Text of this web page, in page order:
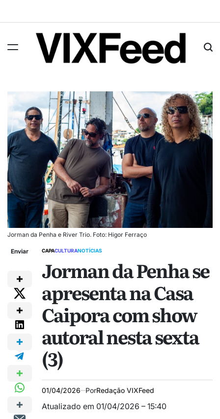
Jorman da Penha e River Trio. Foto: Higor Ferraço
Enviar CAPACULTURANOTÍCIAS
Jorman da Penha se
apresenta na Casa
Caipora com show
autoral nesta sexta
(3)
01/04/2026 PorRedação VIXFeed
Atualizado em 01/04/2026 – 15:40